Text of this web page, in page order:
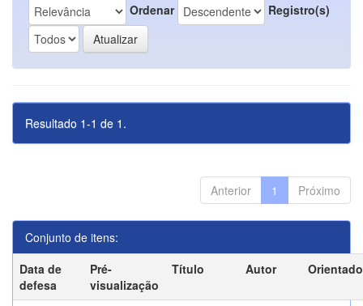
Ordenar Registro(s)
Resultado 1-1 de 1.
Anterior 1 Próximo
Conjunto de itens:
Data de
defesa
Pré-
visualização
Título Autor